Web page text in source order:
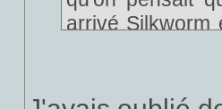
arrivé Silkworm